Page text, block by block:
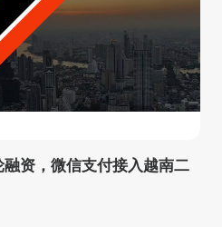
资，微信支付接入越南二